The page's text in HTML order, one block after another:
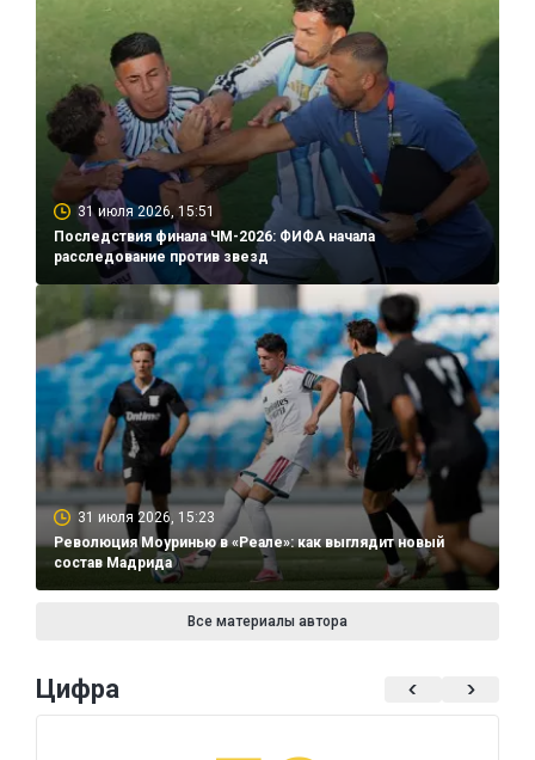
31 июля 2026, 15:51
Последствия финала ЧМ-2026: ФИФА начала
расследование против звезд
31 июля 2026, 15:23
Революция Моуринью в «Реале»: как выглядит новый
состав Мадрида
Все материалы автора
Цифра